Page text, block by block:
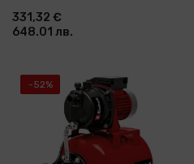
331,32 €
648.01 лв.
-52%